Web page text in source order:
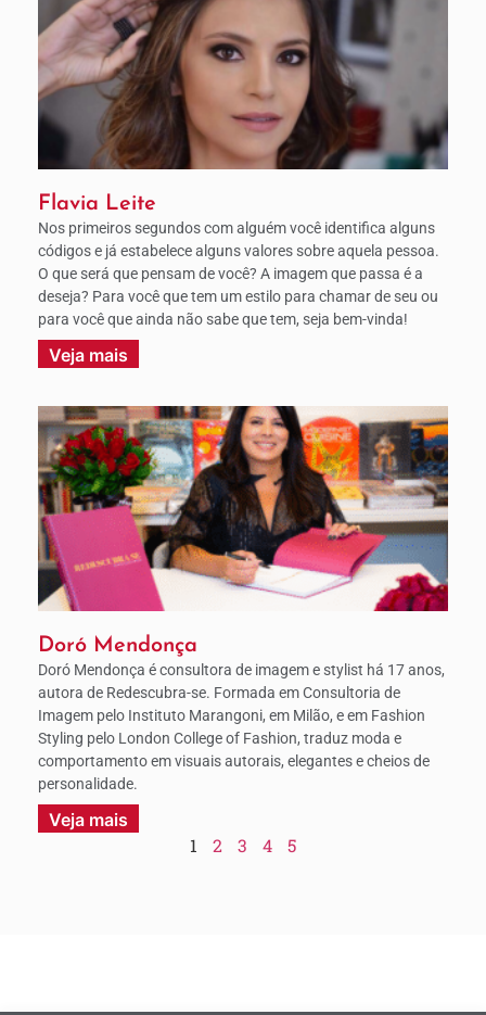
Flavia Leite
Nos primeiros segundos com alguém você identifica alguns
códigos e já estabelece alguns valores sobre aquela pessoa.
O que será que pensam de você? A imagem que passa é a
deseja? Para você que tem um estilo para chamar de seu ou
para você que ainda não sabe que tem, seja bem-vinda!
Veja mais
Doró Mendonça
Doró Mendonça é consultora de imagem e stylist há 17 anos,
autora de Redescubra-se. Formada em Consultoria de
Imagem pelo Instituto Marangoni, em Milão, e em Fashion
Styling pelo London College of Fashion, traduz moda e
comportamento em visuais autorais, elegantes e cheios de
personalidade.
Veja mais
1 2 3 4 5